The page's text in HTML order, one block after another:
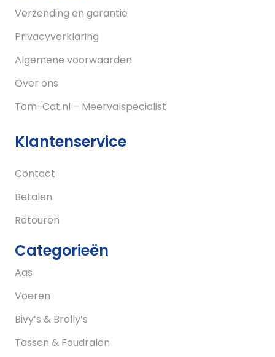
Verzending en garantie
Privacyverklaring
Algemene voorwaarden
Over ons
Tom-Cat.nl – Meervalspecialist
Klantenservice
Contact
Betalen
Retouren
Categorieën
Aas
Voeren
Bivy’s & Brolly’s
Tassen & Foudralen